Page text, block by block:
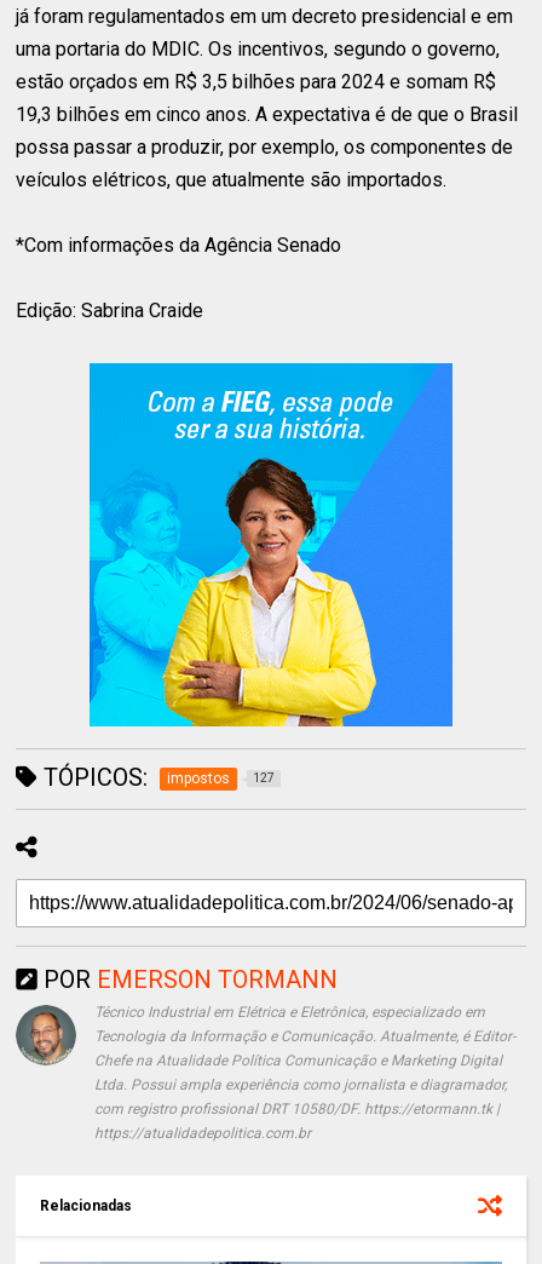
já foram regulamentados em um decreto presidencial e em
uma portaria do MDIC. Os incentivos, segundo o governo,
estão orçados em R$ 3,5 bilhões para 2024 e somam R$
19,3 bilhões em cinco anos. A expectativa é de que o Brasil
possa passar a produzir, por exemplo, os componentes de
veículos elétricos, que atualmente são importados.
*Com informações da Agência Senado
Edição: Sabrina Craide
TÓPICOS: impostos 127
POR EMERSON TORMANN
Técnico Industrial em Elétrica e Eletrônica, especializado em
Tecnologia da Informação e Comunicação. Atualmente, é Editor-
Chefe na Atualidade Política Comunicação e Marketing Digital
Ltda. Possui ampla experiência como jornalista e diagramador,
com registro profissional DRT 10580/DF. https://etormann.tk |
https://atualidadepolitica.com.br
Relacionadas